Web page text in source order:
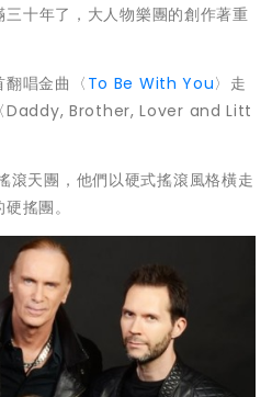
三十年了，大人物樂團的創作著重
唱金曲〈 To Be With You〉走
Daddy, Brother, Lover and Litt
滾天團，他們以硬式搖滾風格橫走
搖團。